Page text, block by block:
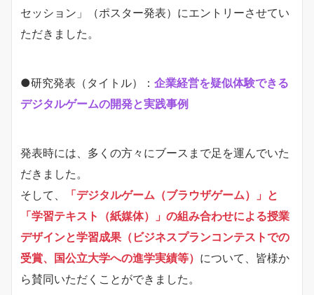
セッション」（ポスター発表）にエントリーさせてい
ただきました。
●研究発表（タイトル）： 企業経営を疑似体験できる
デジタルゲームの開発と実践事例
発表時には、多くの方々にブースまで足を運んでいた
だきました。
そして、
「デジタルゲーム（ブラウザゲーム）」と
「学習テキスト（紙媒体）」の組み合わせによる授業
デザインと学習成果（ビジネスプランコンテストでの
受賞、国公立大学への進学実績等） について、皆様か
ら賛同いただくことができました。